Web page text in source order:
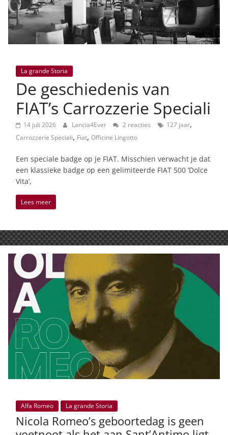
La grande Storia
De geschiedenis van
FIAT’s Carrozzerie Speciali
14 juli 2026 Lancia4Ever 2 reacties 127 jaar,
Carrozzerie Speciali, Fiat, Officine Lingotto
Een speciale badge op je FIAT. Misschien verwacht je dat
een klassieke badge op een gelimiteerde FIAT 500 ‘Dolce
Vita’,
Lees meer
Alfa Romeo La grande Storia
Nicola Romeo’s geboortedag is geen